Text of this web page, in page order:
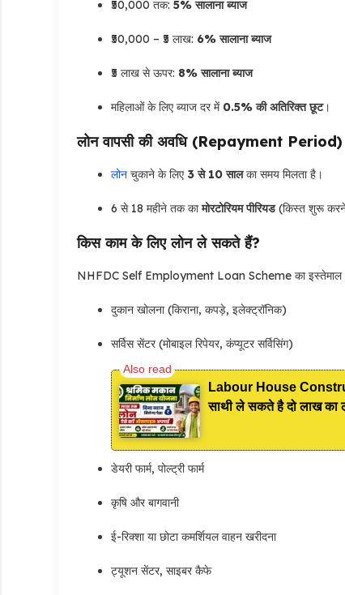
₹50,000 तक: 5% सालाना ब्याज
₹50,000 – ₹5 लाख: 6% सालाना ब्याज
₹5 लाख से ऊपर: 8% सालाना ब्याज
महिलाओं के लिए ब्याज दर में 0.5% की अतिरिक्त छूट।
लोन वापसी की अवधि (Repayment Period)
लोन चुकाने के लिए 3 से 10 सालका समय मिलता है।
6 से 18 महीने तक कामोरटोरियम पीरियड(किस्त शुरू करने
किस काम के लिए लोन ले सकते हैं?
NHFDC Self Employment Loan Scheme का इस्तेमाल
दुकान खोलना (किराना, कपड़े, इलेक्ट्रॉनिक)
सर्विस सेंटर (मोबाइल रिपेयर, कंप्यूटर सर्विसिंग)
Labour House
साथी ले सकते है दो लाख का
डेयरी फार्म, पोल्ट्री फार्म
कृषि और बागवानी
ई-रिक्शा या छोटा कमर्शियल वाहन खरीदना
ट्यूशन सेंटर, साइबर कैफे